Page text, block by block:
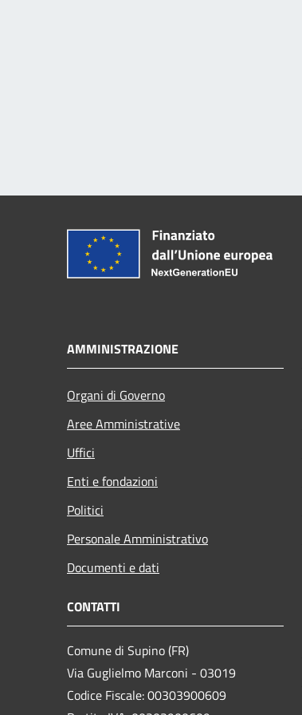
AMMINISTRAZIONE
Organi di Governo
Aree Amministrative
Uffici
Enti e fondazioni
Politici
Personale Amministrativo
Documenti e dati
CONTATTI
Comune di Supino (FR)
Via Guglielmo Marconi - 03019
Codice Fiscale: 00303900609